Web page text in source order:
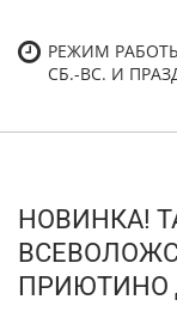
РЕЖИМ
СБ.-ВC. И
НОВИНКА!
ПРИЮТИНО